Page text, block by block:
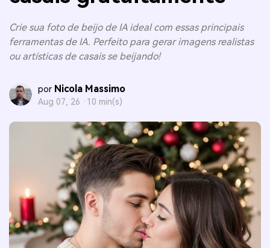
Crie sua foto de beijo de IA ideal com essas principais
ferramentas de IA. Perfeito para gerar imagens realistas
ou artísticas de casais se beijando!
por Nicola Massimo
Aug 07, 26 · 10 min(s)